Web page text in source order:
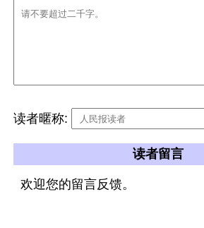
读者暱称:
读者留言
欢迎您的留言反馈。